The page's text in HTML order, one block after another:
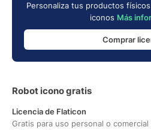
Personaliza tus productos
iconos Más
Comprar
Robot icono gratis
Licencia de Flaticon
Gratis para uso personal o